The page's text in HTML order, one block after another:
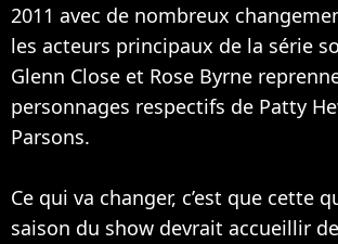
2011 avec de nombreux
les acteurs principaux de la série
Glenn Close et Rose Byrne
personnages respectifs de Patty
Parsons.
Ce qui va changer, c’est que cette
saison du show devrait accueillir